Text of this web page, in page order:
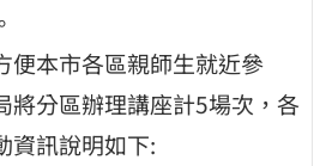
便本市各區親師生就近參
將分區辦理講座計5場次，各
資訊說明如下: